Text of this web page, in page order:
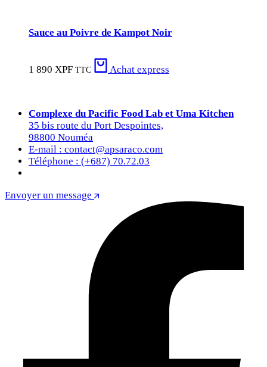
Sauce au Poivre de Kampot Noir
1 890 XPF TTC Achat express
Complexe du Pacific Food Lab et Uma Kitchen
35 bis route du Port Despointes,
98800 Nouméa
E-mail : contact@apsaraco.com
Téléphone : (+687) 70.72.03
Envoyer un message